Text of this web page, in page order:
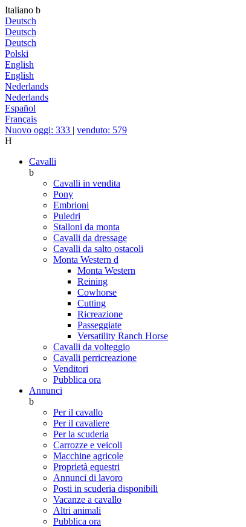
Italiano b
Deutsch
Deutsch
Deutsch
Polski
English
English
Nederlands
Nederlands
Español
Français
Nuovo oggi: 333 | venduto: 579
H
Cavalli
b
Cavalli in vendita
Pony
Embrioni
Puledri
Stalloni da monta
Cavalli da dressage
Cavalli da salto ostacoli
Monta Western d
Monta Western
Reining
Cowhorse
Cutting
Ricreazione
Passeggiate
Versatility Ranch Horse
Cavalli da volteggio
Cavalli perricreazione
Venditori
Pubblica ora
Annunci
b
Per il cavallo
Per il cavaliere
Per la scuderia
Carrozze e veicoli
Macchine agricole
Proprietà equestri
Annunci di lavoro
Posti in scuderia disponibili
Vacanze a cavallo
Altri animali
Pubblica ora